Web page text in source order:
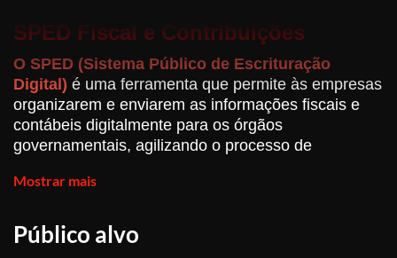
SPED Fiscal e Contribuições
O SPED (Sistema Público de Escrituração
Digital) é uma ferramenta que permite às empresas
organizarem e enviarem as informações fiscais e
contábeis digitalmente para os órgãos
governamentais, agilizando o processo de
obrigações tributárias. O SPED Fiscal, em especial,
IPI, enquanto o SPED Contribuições é focado no
PIS e na COFINS.
Mostrar mais
Público alvo